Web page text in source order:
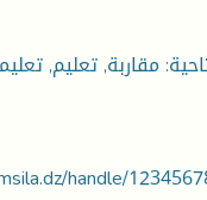
مقاربة, تعليم,
handle/